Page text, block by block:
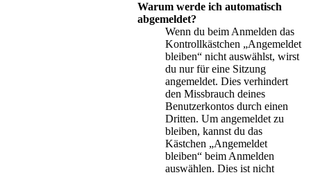
Warum werde ich automatisch
abgemeldet?
Wenn du beim Anmelden das
Kontrollkästchen „Angemeldet
bleiben“ nicht auswählst, wirst
du nur für eine Sitzung
angemeldet. Dies verhindert
den Missbrauch deines
Benutzerkontos durch einen
Dritten. Um angemeldet zu
bleiben, kannst du das
Kästchen „Angemeldet
bleiben“ beim Anmelden
auswählen. Dies ist nicht